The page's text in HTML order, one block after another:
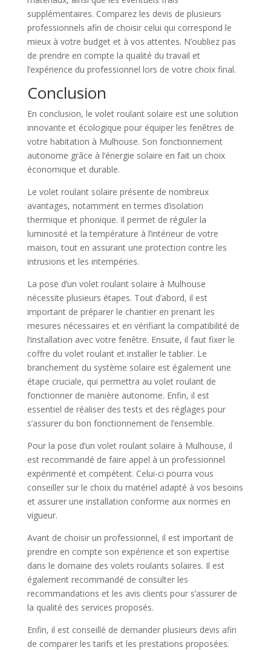
supplémentaires. Comparez les devis de plusieurs
professionnels afin de choisir celui qui correspond le
mieux à votre budget et à vos attentes. N’oubliez pas
de prendre en compte la qualité du travail et
l’expérience du professionnel lors de votre choix final.
Conclusion
En conclusion, le volet roulant solaire est une solution
innovante et écologique pour équiper les fenêtres de
votre habitation à Mulhouse. Son fonctionnement
autonome grâce à l’énergie solaire en fait un choix
économique et durable.
Le volet roulant solaire présente de nombreux
avantages, notamment en termes d’isolation
thermique et phonique. Il permet de réguler la
luminosité et la température à l’intérieur de votre
maison, tout en assurant une protection contre les
intrusions et les intempéries.
La pose d’un volet roulant solaire à Mulhouse
nécessite plusieurs étapes. Tout d’abord, il est
important de préparer le chantier en prenant les
mesures nécessaires et en vérifiant la compatibilité de
l’installation avec votre fenêtre. Ensuite, il faut fixer le
coffre du volet roulant et installer le tablier. Le
branchement du système solaire est également une
étape cruciale, qui permettra au volet roulant de
fonctionner de manière autonome. Enfin, il est
essentiel de réaliser des tests et des réglages pour
s’assurer du bon fonctionnement de l’ensemble.
Pour la pose d’un volet roulant solaire à Mulhouse, il
est recommandé de faire appel à un professionnel
expérimenté et compétent. Celui-ci pourra vous
conseiller sur le choix du matériel adapté à vos besoins
et assurer une installation conforme aux normes en
vigueur.
Avant de choisir un professionnel, il est important de
prendre en compte son expérience et son expertise
dans le domaine des volets roulants solaires. Il est
également recommandé de consulter les
recommandations et les avis clients pour s’assurer de
la qualité des services proposés.
Enfin, il est conseillé de demander plusieurs devis afin
de comparer les tarifs et les prestations proposées.